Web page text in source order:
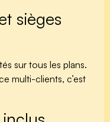
sièges
sur tous les plans.
multi-clients, c’est